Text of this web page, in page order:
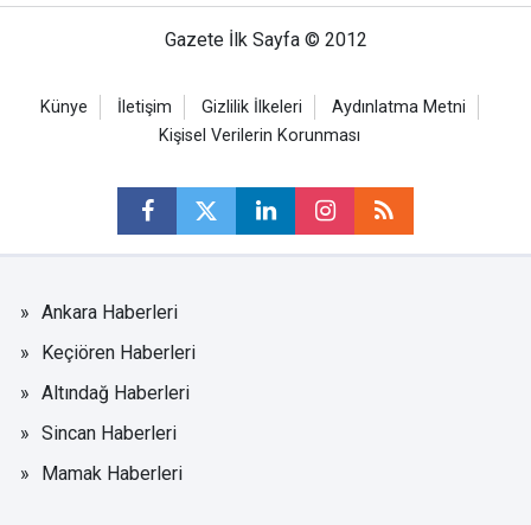
Gazete İlk Sayfa © 2012
Künye İletişim Gizlilik İlkeleri
Aydınlatma Metni
Kişisel Verilerin Korunması
Ankara Haberleri
Keçiören Haberleri
Altındağ Haberleri
Sincan Haberleri
Mamak Haberleri